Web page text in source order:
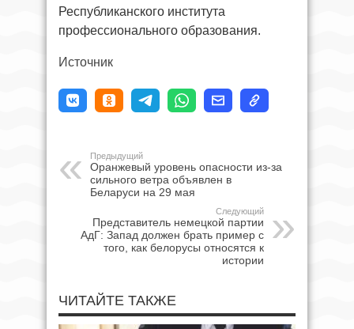
Республиканского института
профессионального образования.
Источник
Предыдущий
Оранжевый уровень опасности из-за
сильного ветра объявлен в
Беларуси на 29 мая
Следующий
Представитель немецкой партии
АдГ: Запад должен брать пример с
того, как белорусы относятся к
истории
ЧИТАЙТЕ ТАКЖЕ